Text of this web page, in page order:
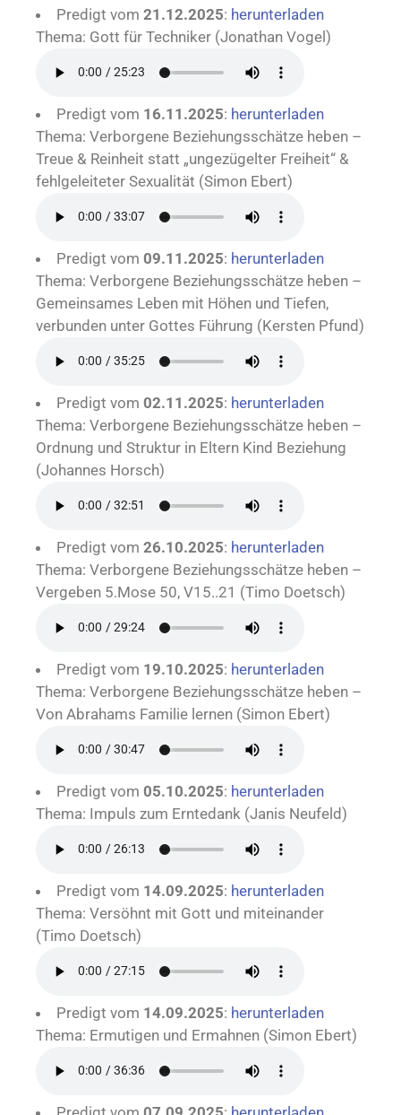
Predigt vom 21.12.2025: herunterladen
Thema: Gott für Techniker (Jonathan Vogel)
Predigt vom 16.11.2025: herunterladen
Thema: Verborgene Beziehungsschätze heben –
Treue & Reinheit statt „ungezügelter Freiheit“ &
fehlgeleiteter Sexualität (Simon Ebert)
Predigt vom 09.11.2025: herunterladen
Thema: Verborgene Beziehungsschätze heben –
Gemeinsames Leben mit Höhen und Tiefen,
verbunden unter Gottes Führung (Kersten Pfund)
Predigt vom 02.11.2025: herunterladen
Thema: Verborgene Beziehungsschätze heben –
Ordnung und Struktur in Eltern Kind Beziehung
(Johannes Horsch)
Predigt vom 26.10.2025: herunterladen
Thema: Verborgene Beziehungsschätze heben –
Vergeben 5.Mose 50, V15..21 (Timo Doetsch)
Predigt vom 19.10.2025: herunterladen
Thema: Verborgene Beziehungsschätze heben –
Von Abrahams Familie lernen (Simon Ebert)
Predigt vom 05.10.2025: herunterladen
Thema: Impuls zum Erntedank (Janis Neufeld)
Predigt vom 14.09.2025: herunterladen
Thema: Versöhnt mit Gott und miteinander
(Timo Doetsch)
Predigt vom 14.09.2025: herunterladen
Thema: Ermutigen und Ermahnen (Simon Ebert)